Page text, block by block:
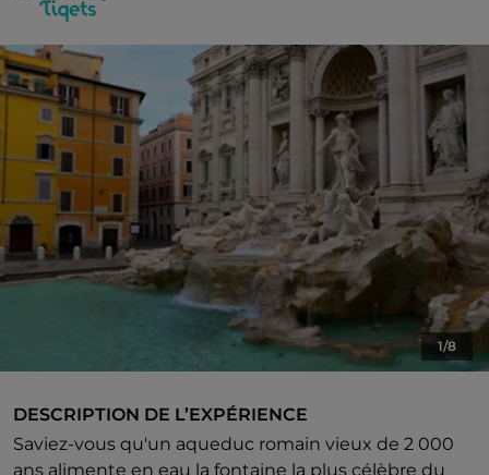
1/8
DESCRIPTION DE L’EXPÉRIENCE
Saviez-vous qu'un aqueduc romain vieux de 2 000
ans alimente en eau la fontaine la plus célèbre du